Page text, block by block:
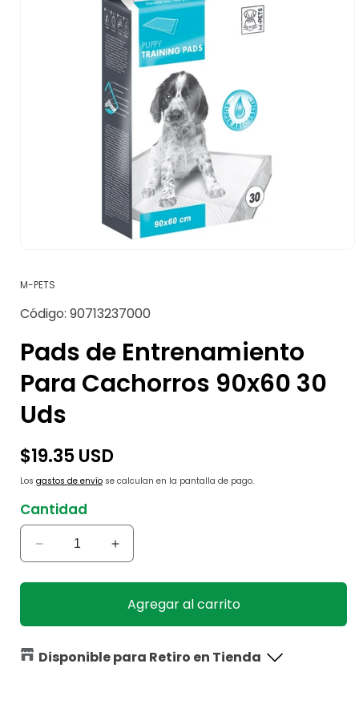
multimedia
1
una
M-PETS
Código: SKU:
90713237000
Pads de Entrenamiento
Para Cachorros 90x60 30
Uds
Precio
habitual
$19.35 USD
Los gastos de envío se calculan en la pantalla de pago.
Cantidad
Reducir
cantidad
para
Para
Cachorros
Aumentar
cantidad
para
Pads
Para
Cachorros
Agregar al carrito
Disponible para Retiro en Tienda